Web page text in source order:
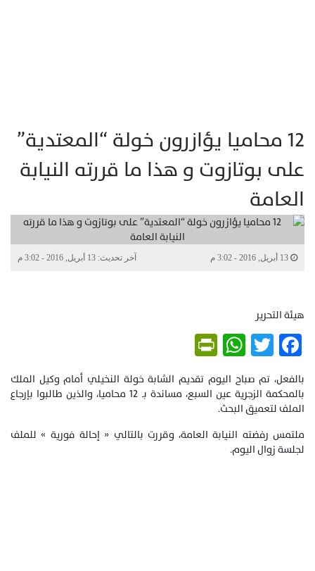
12 محاميا يؤازرون خولة “المعتدية”
على بوتازوت و هذا ما قررته النيابة
العامة
آخر تحديث: 13 أبريل, 2016 - 3:02 م
هيئة التحرير
Facebook
Twitter
WhatsApp
بالفعل، تم صباح اليوم تقديم الشابة خولة النخيلي أمام وكيل الملك
بالمحكمة الزجرية عين السبع، مساندة بـ 12 محاميا، والذين طالبوا بإرجاع
الملف لتعميق البحث.
ملتمس رفضته النيابة العامة، وقررت بالتالي « إحالة فورية » للملف
لجلسة زوال اليوم.